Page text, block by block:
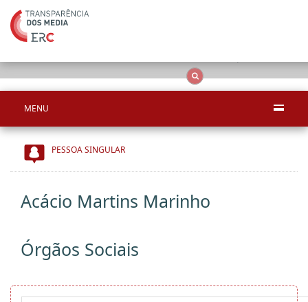
MENU
PESSOA SINGULAR
Acácio Martins Marinho
Órgãos Sociais